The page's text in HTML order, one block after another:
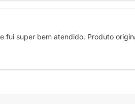
fui super bem atendido. Produto